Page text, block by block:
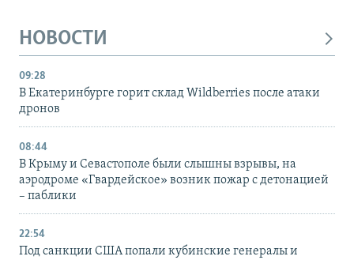
НОВОСТИ
09:28
В Екатеринбурге горит склад Wildberries после атаки
дронов
08:44
В Крыму и Севастополе были слышны взрывы, на
аэродроме «Гвардейское» возник пожар с детонацией
– паблики
22:54
Под санкции США попали кубинские генералы и